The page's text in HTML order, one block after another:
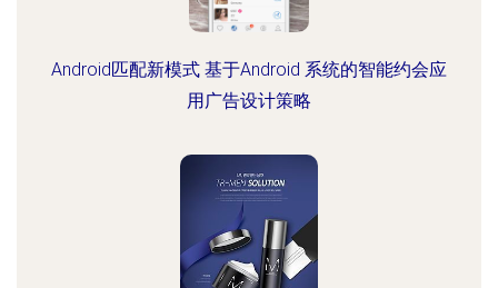
Android匹配新模式 基于Android 系统的智能约会应
用广告设计策略